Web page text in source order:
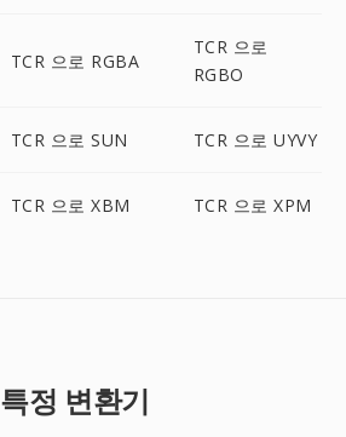
TCR 으로 RGBA
TCR 으로
RGBO
TCR 으로 SUN TCR 으로 UYVY
TCR 으로 XBM TCR 으로 XPM
특정 변환기